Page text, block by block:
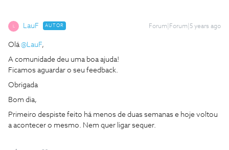
LauF AUTOR Forum|Forum|5 years ago
Olá@LauF,
A comunidade deu uma boa ajuda!
Ficamos aguardar o seu feedback.
Obrigada
Bom dia,
Primeiro despiste feito há menos de duas semanas e hoje voltou
a acontecer o mesmo. Nem quer ligar sequer.